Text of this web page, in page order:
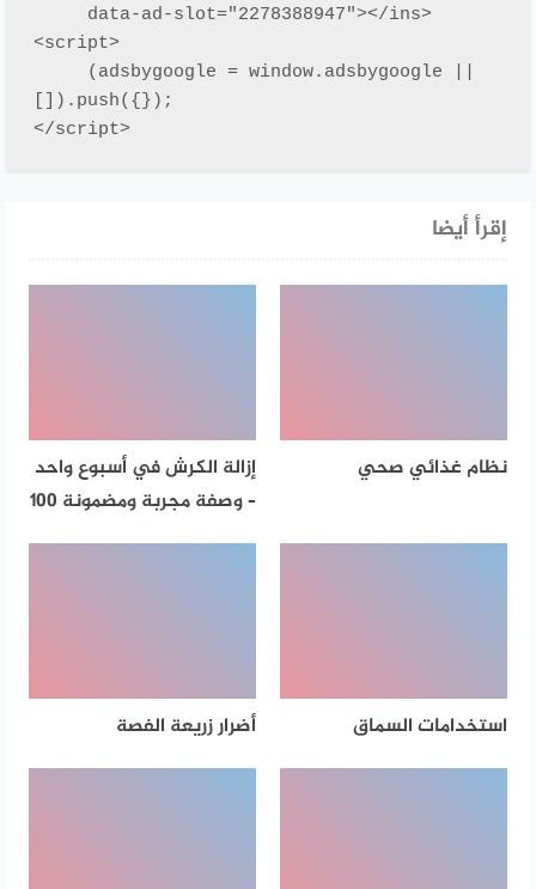
<script>
[]).push({});
</script>
إقرأ أيضا
نظام غذائي صحي
إزالة الكرش في أسبوع واحد
– وصفة مجربة ومضمونة 100
استخدامات السماق أضرار زريعة الفصة